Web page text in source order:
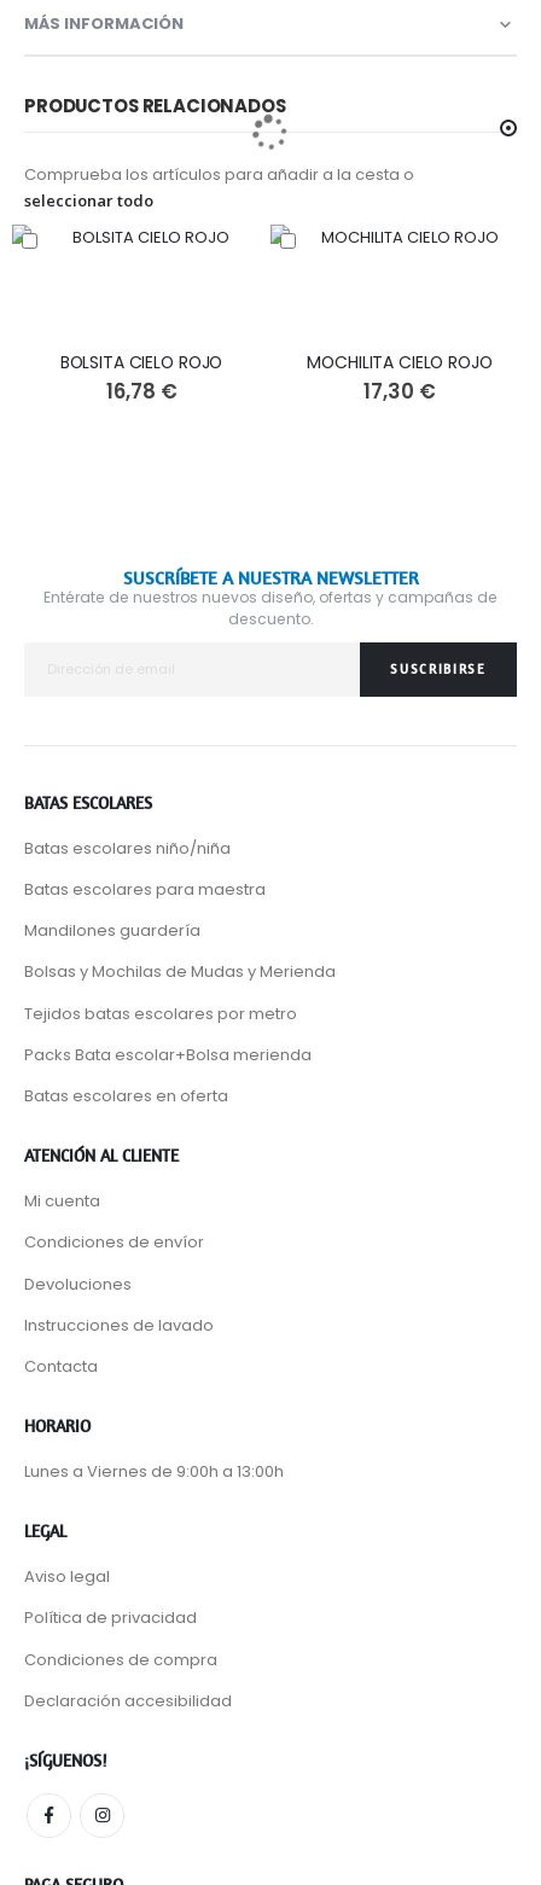
MÁS INFORMACIÓN
PRODUCTOS RELACIONADOS
Comprueba los artículos para añadir a la cesta o
seleccionar todo
BOLSITA CIELO ROJO
16,78 €
MOCHILITA CIELO ROJO
17,30 €
SUSCRÍBETE A NUESTRA NEWSLETTER
Entérate de nuestros nuevos diseño, ofertas y campañas de
descuento.
SUSCRIBIRSE
BATAS ESCOLARES
Batas escolares niño/niña
Batas escolares para maestra
Mandilones guardería
Bolsas y Mochilas de Mudas y Merienda
Tejidos batas escolares por metro
Packs Bata escolar+Bolsa merienda
Batas escolares en oferta
ATENCIÓN AL CLIENTE
Mi cuenta
Condiciones de envíor
Devoluciones
Instrucciones de lavado
Contacta
HORARIO
Lunes a Viernes de 9:00h a 13:00h
LEGAL
Aviso legal
Política de privacidad
Condiciones de compra
Declaración accesibilidad
¡SÍGUENOS!